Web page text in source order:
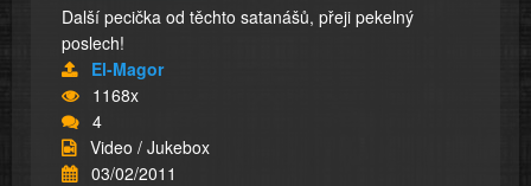
Další pecička od těchto satanášů, přeji pekelný
poslech!
El-Magor
1168x
4
Video / Jukebox
03/02/2011